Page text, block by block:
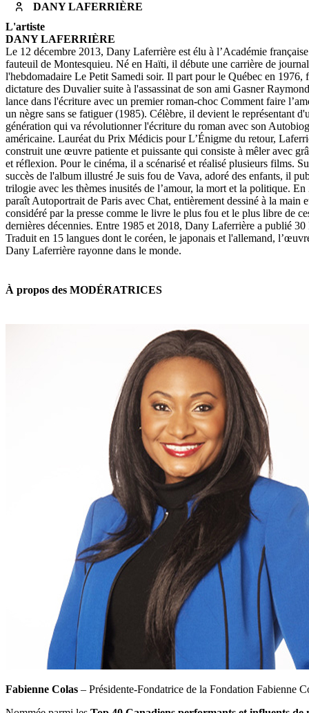
DANY LAFERRIÈRE
L'artiste
DANY LAFERRIÈRE
Le 12 décembre 2013, Dany Laferrière est élu à l’Académie
fauteuil de Montesquieu. Né en Haïti, il débute une carrière de
l'hebdomadaire Le Petit Samedi soir. Il part pour le Québec en 1976,
dictature des Duvalier suite à l'assassinat de son ami Gasner
lance dans l'écriture avec un premier roman-choc Comment faire
un nègre sans se fatiguer (1985). Célèbre, il devient le représentant
génération qui va révolutionner l'écriture du roman avec son
américaine. Lauréat du Prix Médicis pour L’Énigme du retour,
construit une œuvre patiente et puissante qui consiste à mêler avec
et réflexion. Pour le cinéma, il a scénarisé et réalisé plusieurs films.
succès de l'album illustré Je suis fou de Vava, adoré des enfants, il
trilogie avec les thèmes inusités de l’amour, la mort et la politique. En
paraît Autoportrait de Paris avec Chat, entièrement dessiné à la main
considéré par la presse comme le livre le plus fou et le plus libre de
dernières décennies. Entre 1985 et 2018, Dany Laferrière a publié 30
Traduit en 15 langues dont le coréen, le japonais et l'allemand,
Dany Laferrière rayonne dans le monde.
À propos des MODÉRATRICES
Fabienne Colas – Présidente-Fondatrice de la Fondation Fabienne